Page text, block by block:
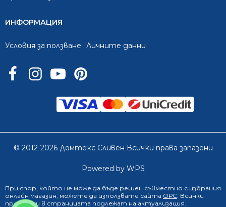
ИНФОРМАЦИЯ
Условия за ползване Личните данни
© 2012-2026 Домтекс Сливен Всички права запазени
Powered by WPS
При спор, който не може да бъде решен съвместно с избрания
онлайн магазин, можете да използвате сайта ОРС. Всички
продукти в страницата подлежат на актуализация.